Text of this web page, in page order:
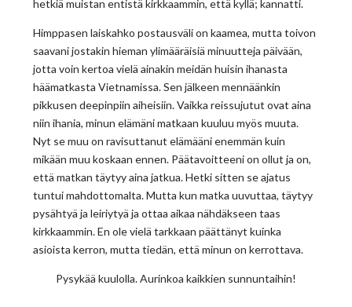
hetkiä muistan entistä kirkkaammin, että kyllä; kannatti.
Himppasen laiskahko postausväli on kaamea, mutta toivon
saavani jostakin hieman ylimääräisiä minuutteja päivään,
jotta voin kertoa vielä ainakin meidän huisin ihanasta
häämatkasta Vietnamissa. Sen jälkeen mennäänkin
pikkusen deepinpiin aiheisiin. Vaikka reissujutut ovat aina
niin ihania, minun elämäni matkaan kuuluu myös muuta.
Nyt se muu on ravisuttanut elämääni enemmän kuin
mikään muu koskaan ennen. Päätavoitteeni on ollut ja on,
että matkan täytyy aina jatkua. Hetki sitten se ajatus
tuntui mahdottomalta. Mutta kun matka uuvuttaa, täytyy
pysähtyä ja leiriytyä ja ottaa aikaa nähdäkseen taas
kirkkaammin. En ole vielä tarkkaan päättänyt kuinka
asioista kerron, mutta tiedän, että minun on kerrottava.
Pysykää kuulolla. Aurinkoa kaikkien sunnuntaihin!